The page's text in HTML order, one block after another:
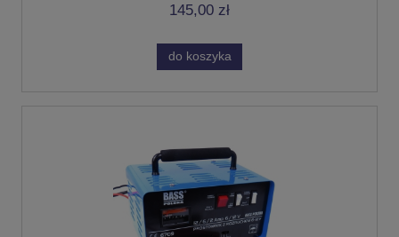
145,00 zł
do koszyka